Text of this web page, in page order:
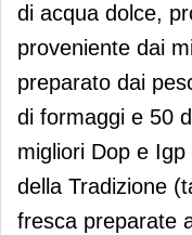
di acqua dolce,
proveniente dai
preparato dai
di formaggi e 50
migliori Dop e
della Tradizione
fresca preparate